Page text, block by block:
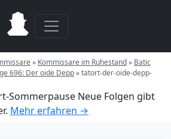
» Kommissare im Ruhestand» Batic
696: Der oide Depp»tatort-der-oide-depp-
Sommerpause Neue Folgen gibt
Mehr erfahren →